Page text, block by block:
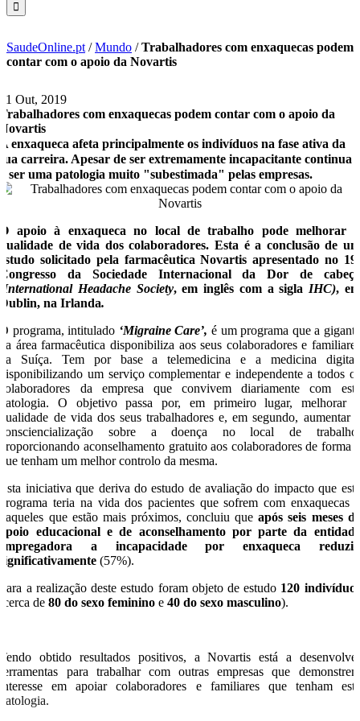
SaudeOnline.pt /Mundo /Trabalhadores com enxaquecas podem
contar com o apoio da Novartis
21 Out, 2019
Trabalhadores com enxaquecas podem contar com o apoio da
Novartis
A enxaqueca afeta principalmente os indivíduos na fase ativa da
sua carreira. Apesar de ser extremamente incapacitante continua
a ser uma patologia muito "subestimada" pelas empresas.
O apoio à enxaqueca no local de trabalho pode melhorar a
qualidade de vida dos colaboradores. Esta é a conclusão de um
estudo solicitado pela farmacêutica Novartis apresentado no 19ª
Congresso da Sociedade Internacional da Dor de cabeça
(International Headache Society, em inglês com a sigla IHC), em
Dublin, na Irlanda.
O programa, intitulado ‘Migraine Care’, é um programa que a gigante
da área farmacêutica disponibiliza aos seus colaboradores e familiares
na Suíça. Tem por base a telemedicina e a medicina digital,
disponibilizando um serviço complementar e independente a todos os
colaboradores da empresa que convivem diariamente com esta
patologia. O objetivo passa por, em primeiro lugar, melhorar a
qualidade de vida dos seus trabalhadores e, em segundo, aumentar a
consciencialização sobre a doença no local de trabalho,
proporcionando aconselhamento gratuito aos colaboradores de forma a
que tenham um melhor controlo da mesma.
Esta iniciativa que deriva do estudo de avaliação do impacto que este
programa teria na vida dos pacientes que sofrem com enxaquecas e
naqueles que estão mais próximos, concluiu queapós seis meses de
apoio educacional e de aconselhamento por parte da entidade
empregadora a incapacidade por enxaqueca
reduziu
significativamente (57%).
Para a realização deste estudo foram objeto de estudo 120 indivíduos
(cerca de 80 do sexo feminino e40 do sexo masculino).
Tendo obtido resultados positivos, a Novartis está a desenvolver
ferramentas para trabalhar com outras empresas que demonstrem
interesse em apoiar colaboradores e familiares que tenham esta
patologia.